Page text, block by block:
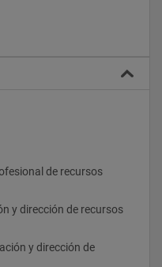
de recursos
y dirección de recursos
y dirección de